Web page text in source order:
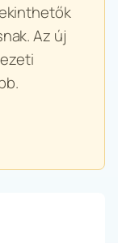
Az új